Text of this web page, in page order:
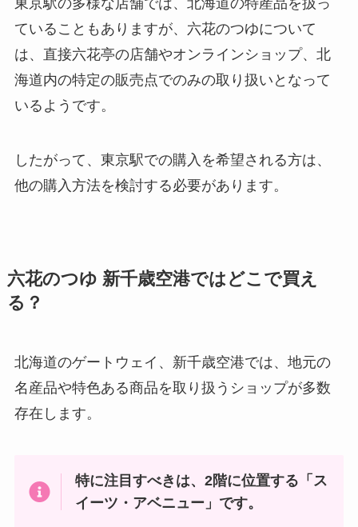
る？オンラインショップで入手可
能？
ライスチョコは販売終了？
瓶コーラ 売ってる場所は？ドンキ
海老名メロンパン 買える場所はど
ニューヨークキャラメルサンドど
東京駅の多様な店舗では、北海道の特産品を扱っ
ていることもありますが、六花のつゆについて
は、直接六花亭の店舗やオンラインショップ、北
海道内の特定の販売点でのみの取り扱いとなって
いるようです。
したがって、東京駅での購入を希望される方は、
他の購入方法を検討する必要があります。
六花のつゆ 新千歳空港ではどこで買え
る？
北海道のゲートウェイ、新千歳空港では、地元の
名産品や特色ある商品を取り扱うショップが多数
存在します。
特に注目すべきは、2階に位置する「ス
イーツ・アベニュー」です。